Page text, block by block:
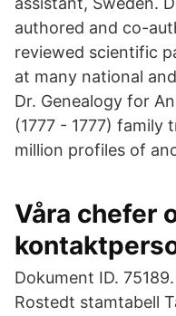
authored and co-
reviewed scientific
at many national
Dr. Genealogy for
(1777 - 1777) family
million profiles of
Våra chefer
Dokument ID.
Rostedt stamtabell